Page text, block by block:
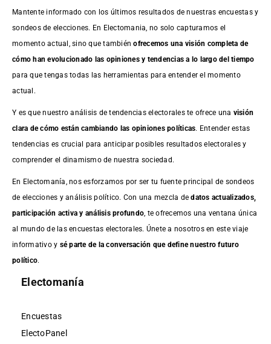
Mantente informado con los últimos resultados de nuestras encuestasy
sondeos de elecciones. En Electomania, no solo capturamos el
momento actual, sino que tambiénofrecemos una visión completa de
cómo han evolucionado las opiniones y tendencias a lo largo del tiempo
para que tengas todas las herramientas para entender el momento
actual.
Y es que nuestro análisis de tendencias electorales te ofrece una visión
clara de cómo están cambiando las opiniones políticas. Entender estas
tendencias es crucial para anticipar posibles resultados electorales y
comprender el dinamismo de nuestra sociedad.
En Electomanía, nos esforzamos por ser tu fuente principal de sondeos
de elecciones y análisis político. Con una mezcla dedatos actualizados,
participación activa y análisis profundo , te ofrecemos una ventana única
al mundo de las encuestas electorales. Únete a nosotros en este viaje
informativo y sé parte de la conversación que define nuestro futuro
político.
Electomanía
Encuestas
ElectoPanel